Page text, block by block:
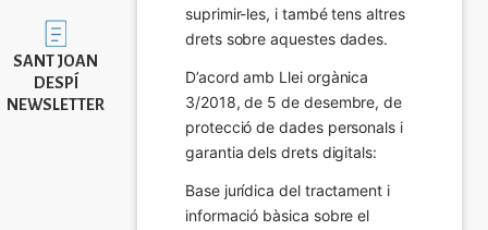
Imatge
SANT JOAN
DESPÍ
NEWSLETTER
suprimir-les, i també tens altres
drets sobre aquestes dades.
D’acord amb Llei orgànica
3/2018, de 5 de desembre, de
protecció de dades personals i
garantia dels drets digitals:
Base jurídica del tractament i
informació bàsica sobre el